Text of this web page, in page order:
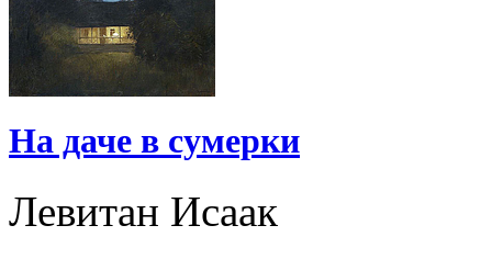
На даче в сумерки
Левитан Исаак